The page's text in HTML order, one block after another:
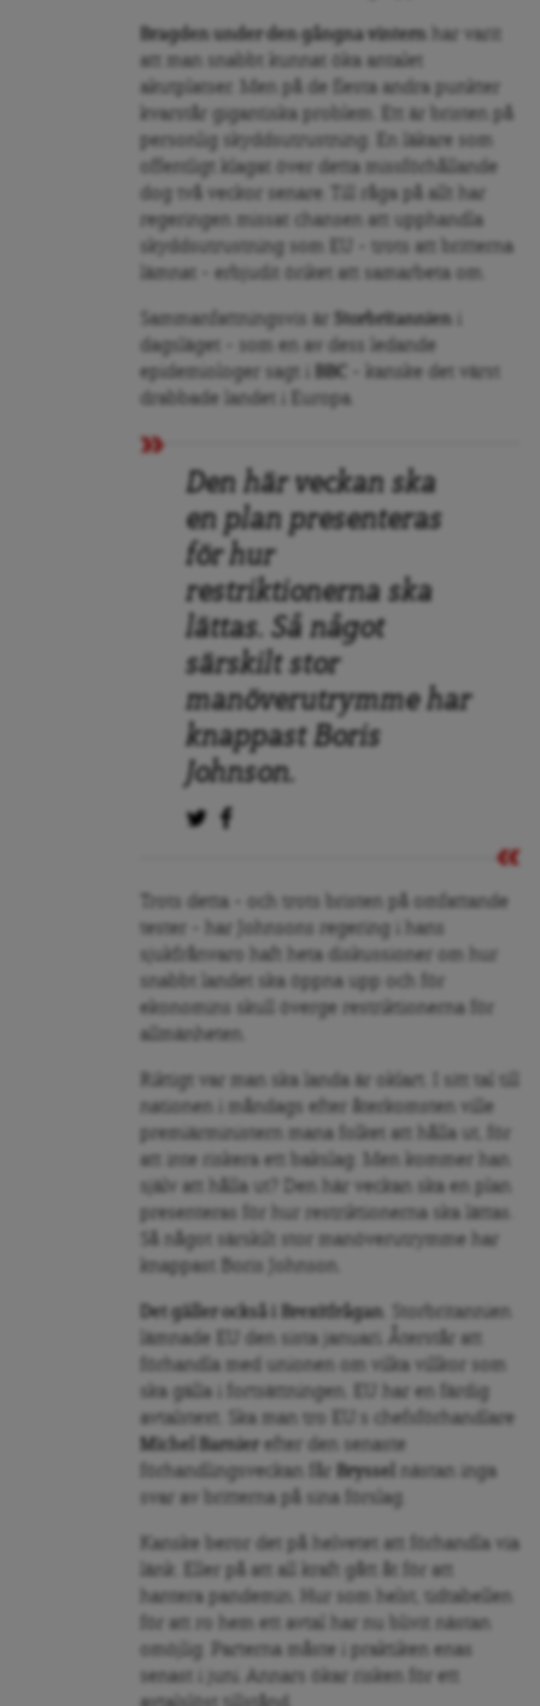
Bragden under den gångna vintern
har varit
att man snabbt kunnat öka antalet
akutplatser. Men på de flesta andra punkter
kvarstår gigantiska problem. Ett är bristen på
personlig skyddsutrustning. En läkare som
offentligt klagat över detta missförhållande
dog två veckor senare. Till råga på allt har
regeringen missat chansen att upphandla
skyddsutrustning som EU – trots att britterna
lämnat – erbjudit öriket att samarbeta om.
Sammanfattningsvis är Storbritannien
dagsläget – som en av dess ledande
epidemiologer sagt i
BBC
– kanske det värst
drabbade landet i Europa.
Den här veckan ska
en plan presenteras
för hur
restriktionerna ska
lättas. Så något
särskilt stor
manöverutrymme har
knappast Boris
Johnson.
Trots detta – och trots bristen på omfattande
tester – har Johnsons regering i hans
sjukfrånvaro haft heta diskussioner om hur
snabbt landet ska öppna upp och för
ekonomins skull överge restriktionerna för
allmänheten.
Riktigt var man ska landa är oklart. I sitt tal till
nationen i måndags efter återkomsten ville
premiärministern mana folket att hålla ut, för
att inte riskera ett bakslag. Men kommer han
själv att hålla ut? Den här veckan ska en plan
presenteras för hur restriktionerna ska lättas.
Så något särskilt stor manöverutrymme har
knappast Boris Johnson.
Det gäller också i Brexitfrågan . Storbritannien
lämnade EU den sista januari. Återstår att
förhandla med unionen om vilka villkor som
ska gälla i fortsättningen. EU har en färdig
avtalstext. Ska man tro EU:s chefsförhandlare
Michel Barnier efter den senaste
förhandlingsveckan får
Bryssel
nästan inga
svar av britterna på sina förslag.
Kanske beror det på helvetet att förhandla via
länk. Eller på att all kraft gått åt för att
hantera pandemin. Hur som helst, tidtabellen
för att ro hem ett avtal har nu blivit nästan
omöjlig. Parterna måste i praktiken enas
senast i juni. Annars ökar risken för ett